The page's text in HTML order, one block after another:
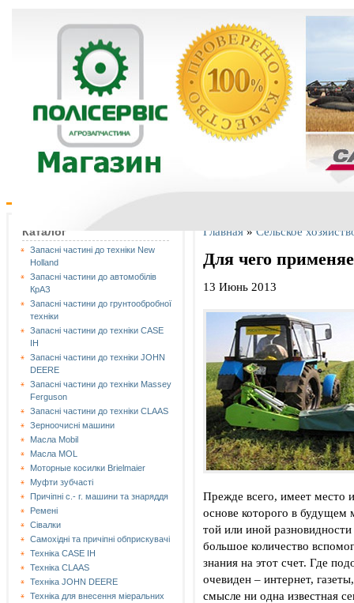
Каталог
Запасні частині до техніки New
Holland
Запасні частини до автомобілів
КрАЗ
Запасні частини до грунтообробної
техніки
Запасні частини до техніки CASE
IH
Запасні частини до техніки JOHN
DEERE
Запасні частини до техніки Massey
Ferguson
Запасні частини до техніки СLAAS
Зерноочисні машини
Масла Mobil
Масла MOL
Моторные косилки Brielmaier
Муфти зубчасті
Причіпні с.- г. машини та знаряддя
Ремені
Сівалки
Самохідні та причіпні обприскувачі
Техніка CASE IH
Техніка CLAAS
Техніка JOHN DEERE
Техніка для внесення міеральних
Главная»Сельское
Для чего
13 Июнь 2013
Прежде всего, имеет место
основе которого в будущем
той или иной
большое количество
знания на этот счет. Где
очевиден – интернет,
смысле ни одна известная